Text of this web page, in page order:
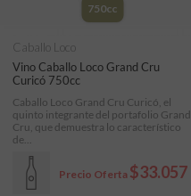
750cc
Vino Caballo Loco Grand Cru
Curicó 750cc
Precio Oferta $33.057
Caballo Loco
Caballo Loco Grand Cru Curicó, el
quinto integrante del portafolio Grand
Cru, que demuestra lo característico
de...